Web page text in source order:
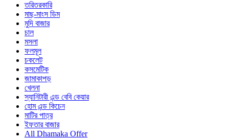
তরিতরকারি
মাছ-মাংস ডিম
মুদি বাজার
চাল
মসলা
ফলমূল
চকলেট
কসমেটিক
জামাকাপড়
খেলনা
স্যানিটারী এন্ড বেবি কেয়ার
হোম এন্ড কিচেন
মাটির পাত্র
ইফতার বাজার
All Dhamaka Offer